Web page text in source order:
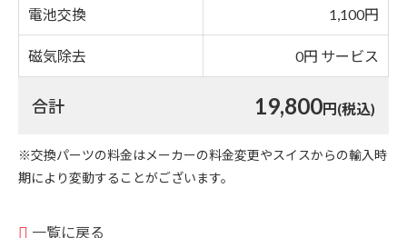
電池交換 1,100円
磁気除去 0円 サービス
合計 19,800円(税込)
※交換パーツの料金はメーカーの料金変更やスイスからの輸入時
期により変動することがございます。
一覧に戻る